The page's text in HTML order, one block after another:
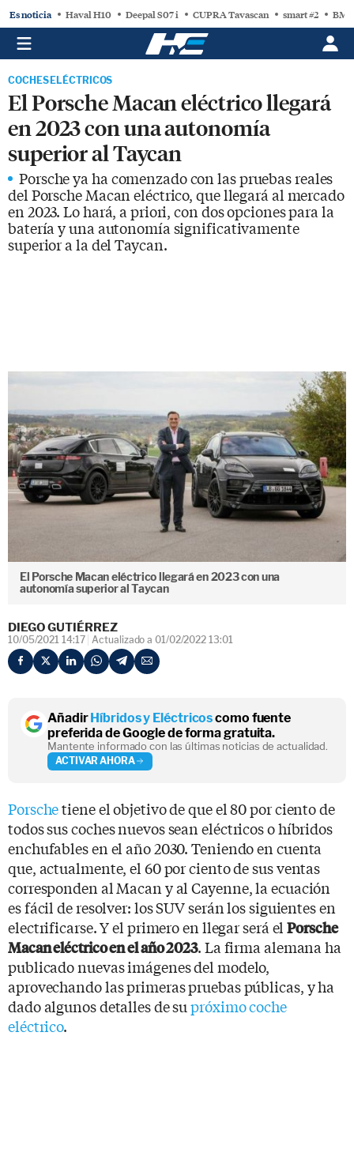
Es noticia Haval H10 Deepal S07 i CUPRA Tavascan smart #2
COCHES ELÉCTRICOS
El Porsche Macan eléctrico llegará
en 2023 con una autonomía
superior al Taycan
Porsche ya ha comenzado con las pruebas reales
del Porsche Macan eléctrico, que llegará al mercado
en 2023. Lo hará, a priori, con dos opciones para la
batería y una autonomía significativamente
superior a la del Taycan.
El Porsche Macan eléctrico llegará en 2023 con una
autonomía superior al Taycan
DIEGO GUTIÉRREZ
10/05/2021 14:17 Actualizado a 01/02/2022 13:01
AñadirHíbridos y Eléctricoscomo fuente
preferida de Google de forma gratuita.
Mantente informado con las últimas noticias de actualidad.
ACTIVAR AHORA
Porschetiene el objetivo de que el 80 por ciento de
todos sus coches nuevos sean eléctricos o híbridos
enchufables en el año 2030. Teniendo en cuenta
que, actualmente, el 60 por ciento de sus ventas
corresponden al Macan y al Cayenne, la ecuación
es fácil de resolver: los SUV serán los siguientes en
electrificarse. Y el primero en llegar será elPorsche
Macan eléctrico en el año 2023. La firma alemana ha
publicado nuevas imágenes del modelo,
aprovechando las primeras pruebas públicas, y ha
dado algunos detalles de supróximo coche
eléctrico.